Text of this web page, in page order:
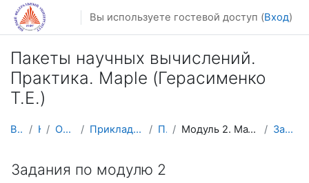
Перейти к основному содержанию
Вы используете гостевой доступ (Вход)
Пакеты научных вычислений.
Практика. Maple (Герасименко
Т.Е.)
В начало Курсы Осенний семестр Прикладная математика и информатика ПНВ_2025 Модуль 2. Математический анализ, линейная алгебра ... Задания по модулю 2
Задания по модулю 2